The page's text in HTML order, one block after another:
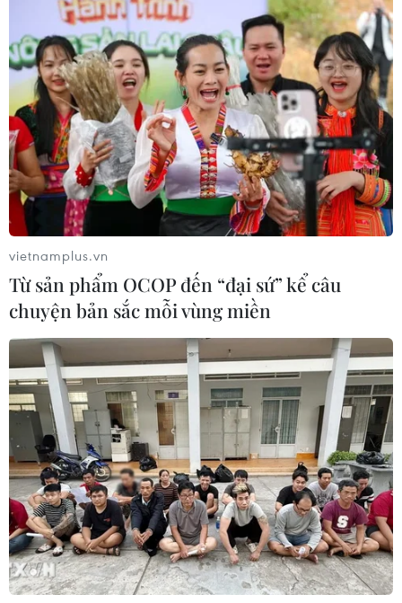
vietnamplus.vn
Từ sản phẩm OCOP đến “đại sứ” kể câu
chuyện bản sắc mỗi vùng miền